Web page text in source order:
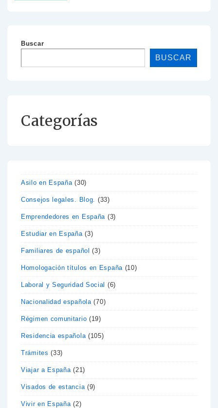
Buscar
BUSCAR
Categorías
Asilo en España (30)
Consejos legales. Blog. (33)
Emprendedores en España (3)
Estudiar en España (3)
Familiares de español (3)
Homologación títulos en España (10)
Laboral y Seguridad Social (6)
Nacionalidad española (70)
Régimen comunitario (19)
Residencia española (105)
Trámites (33)
Viajar a España (21)
Visados de estancia (9)
Vivir en España (2)